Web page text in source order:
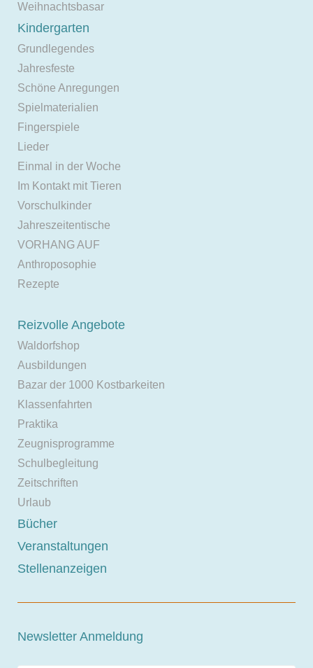
Weihnachtsbasar
Kindergarten
Grundlegendes
Jahresfeste
Schöne Anregungen
Spielmaterialien
Fingerspiele
Lieder
Einmal in der Woche
Im Kontakt mit Tieren
Vorschulkinder
Jahreszeitentische
VORHANG AUF
Anthroposophie
Rezepte
Reizvolle Angebote
Waldorfshop
Ausbildungen
Bazar der 1000 Kostbarkeiten
Klassenfahrten
Praktika
Zeugnisprogramme
Schulbegleitung
Zeitschriften
Urlaub
Bücher
Veranstaltungen
Stellenanzeigen
Newsletter Anmeldung